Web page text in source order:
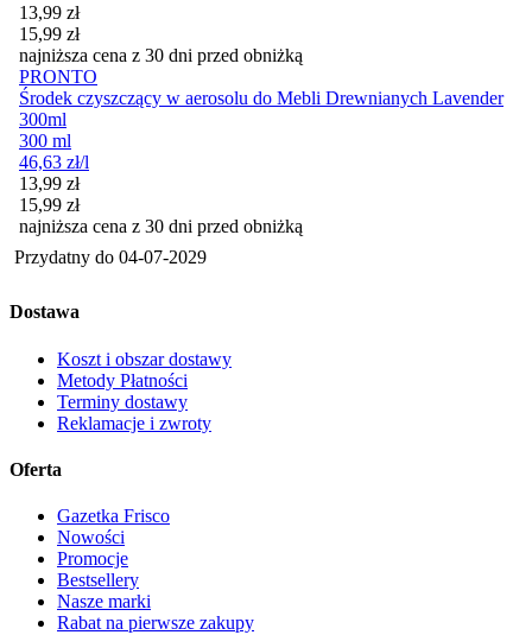
Cena promocyjna
13,99 zł
15,99 zł
najniższa cena z 30 dni przed obniżką
PRONTO
Środek czyszczący w aerosolu do Mebli Drewnianych Lavender
300ml
300 ml
46,63 zł/l
Cena promocyjna
13,99 zł
15,99 zł
najniższa cena z 30 dni przed obniżką
Przydatny do 04-07-2029
Dostawa
Koszt i obszar dostawy
Metody Płatności
Terminy dostawy
Reklamacje i zwroty
Oferta
Gazetka Frisco
Nowości
Promocje
Bestsellery
Nasze marki
Rabat na pierwsze zakupy